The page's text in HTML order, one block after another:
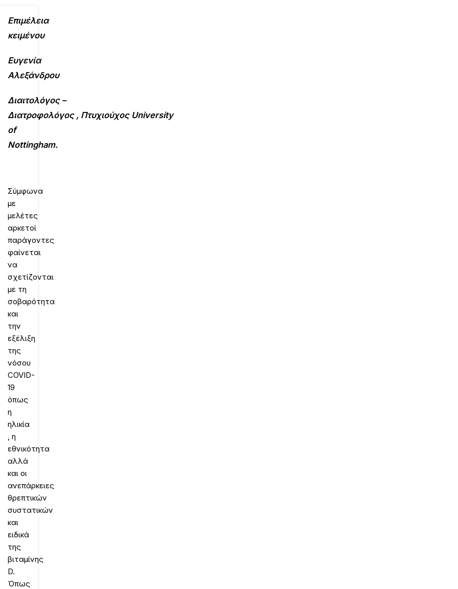
Επιμέλεια
κειμένου
Ευγενία
Αλεξάνδρου
Διαιτολόγος–
Διατροφολόγος , ΠτυχιούχοςUniversity
of
Nottingham.
Σύμφωνα
με
μελέτες
αρκετοί
παράγοντες
φαίνεται
να
σχετίζονται
με τη
σοβαρότητα
και
την
εξέλιξη
της
νόσου
COVID-
19
όπως
η
ηλικία
, η
εθνικότητα
αλλά
και οι
ανεπάρκειες
θρεπτικών
συστατικών
και
ειδικά
της
βιταμίνης
D.
Όπως